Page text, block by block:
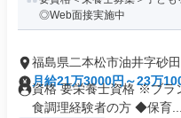
◎Web面接実施中
福島県二本松市油井字砂田
月給21万3000円～23万
資格 要栄養士資格 ※ブラ
食調理経験者の方 ◆保育...